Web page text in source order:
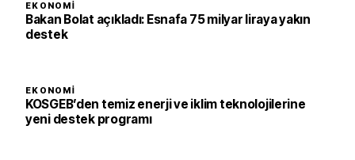
EKONOMI
Bakan Bolat açıkladı: Esnafa 75 milyar liraya yakın
destek
EKONOMI
KOSGEB’den temiz enerji ve iklim teknolojilerine
yeni destek programı